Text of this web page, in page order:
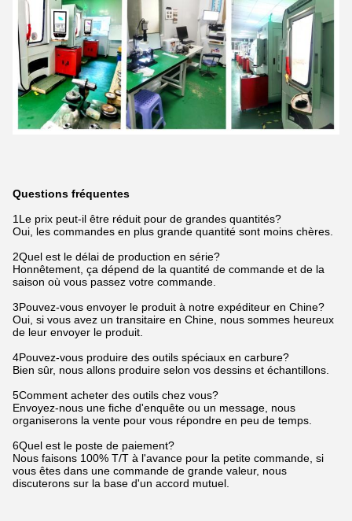
Questions fréquentes
1Le prix peut-il être réduit pour de grandes quantités?
Oui, les commandes en plus grande quantité sont moins chères.
2Quel est le délai de production en série?
Honnêtement, ça dépend de la quantité de commande et de la
saison où vous passez votre commande.
3Pouvez-vous envoyer le produit à notre expéditeur en Chine?
Oui, si vous avez un transitaire en Chine, nous sommes heureux
de leur envoyer le produit.
4Pouvez-vous produire des outils spéciaux en carbure?
Bien sûr, nous allons produire selon vos dessins et échantillons.
5Comment acheter des outils chez vous?
Envoyez-nous une fiche d'enquête ou un message, nous
organiserons la vente pour vous répondre en peu de temps.
6Quel est le poste de paiement?
Nous faisons 100% T/T à l'avance pour la petite commande, si
vous êtes dans une commande de grande valeur, nous
discuterons sur la base d'un accord mutuel.